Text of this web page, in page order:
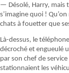
— Désolé, Harry, mais
s’imagine quoi !
chats à fouetter que
Là-dessus, le
décroché et engueulé
par son chef de
stationnaient les